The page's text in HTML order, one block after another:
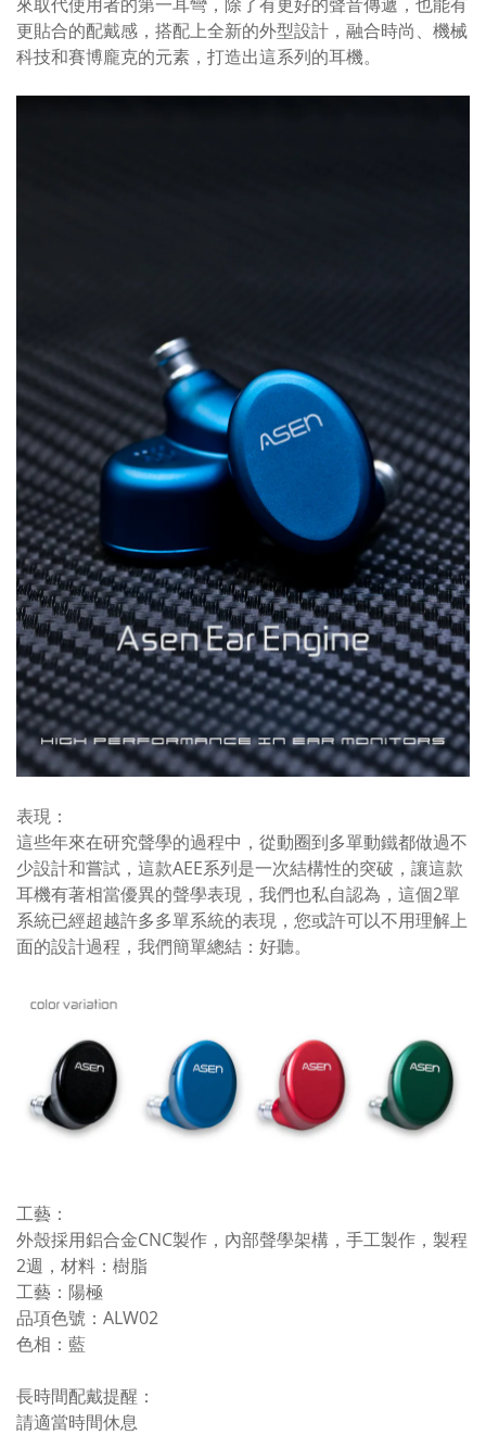
更貼合的配戴感，搭配上全新的外型設計，融合時尚、機械
科技和賽博龐克的元素，打造出這系列的耳機。
表現：
這些年來在研究聲學的過程中，從動圈到多單動鐵都做過不
少設計和嘗試，這款AEE系列是一次結構性的突破，讓這款
耳機有著相當優異的聲學表現，我們也私自認為，這個2單
系統已經超越許多多單系統的表現，您或許可以不用理解上
面的設計過程，我們簡單總結：好聽。
工藝：
外殼採用鋁合金CNC製作，內部聲學架構，手工製作，製程
2週，材料：樹脂
工藝：陽極
品項色號：ALW02
色相：藍
長時間配戴提醒：
請適當時間休息